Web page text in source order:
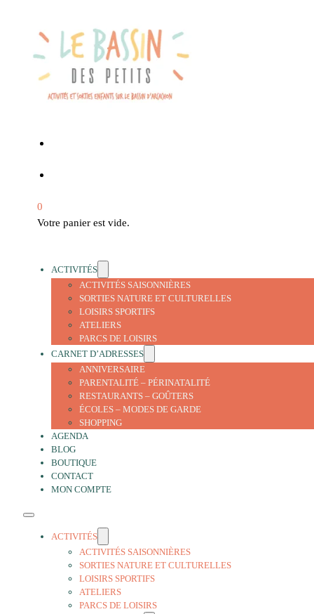
0
Votre panier est vide.
ACTIVITÉS
ACTIVITÉS SAISONNIÈRES
SORTIES NATURE ET CULTURELLES
LOISIRS SPORTIFS
ATELIERS
PARCS DE LOISIRS
CARNET D’ADRESSES
ANNIVERSAIRE
PARENTALITÉ – PÉRINATALITÉ
RESTAURANTS – GOÛTERS
ÉCOLES – MODES DE GARDE
SHOPPING
AGENDA
BLOG
BOUTIQUE
CONTACT
MON COMPTE
ACTIVITÉS
ACTIVITÉS SAISONNIÈRES
SORTIES NATURE ET CULTURELLES
LOISIRS SPORTIFS
ATELIERS
PARCS DE LOISIRS